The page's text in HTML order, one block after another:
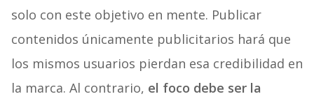
solo con este objetivo en mente. Publicar
contenidos únicamente publicitarios hará que
los mismos usuarios pierdan esa credibilidad en
la marca. Al contrario, el foco debe ser la